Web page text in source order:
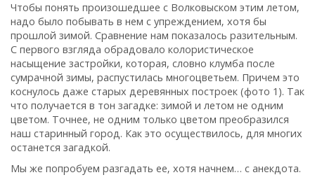
Чтобы понять произошедшее с Волковыском этим летом‚
надо было побывать в нем с упреждением‚ хотя бы
прошлой зимой. Сравнение нам показалось разительным.
С первого взгляда обрадовало колористическое
насыщение застройки‚ которая, словно клумба после
сумрачной зимы, распустилась многоцветьем. Причем это
коснулось даже старых деревянных построек (фото 1). Так
что получается в тон загадке: зимой и летом не одним
цветом. Точнее‚ не одним только цветом преобразился
наш старинный город. Как это осуществилось‚ для многих
останется загадкой.
Мы же попробуем разгадать ее‚ хотя начнем… с анекдота.